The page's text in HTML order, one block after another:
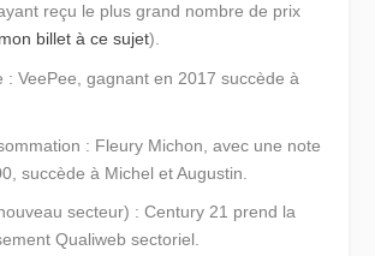
reçu le plus grand nombre de prix
mon billet à ce sujet).
:VeePee , gagnant en 2017 succède à
: Fleury Michon , avec une note
succède à Michel et Augustin.
secteur) :Century 21 prend la
Qualiweb sectoriel.